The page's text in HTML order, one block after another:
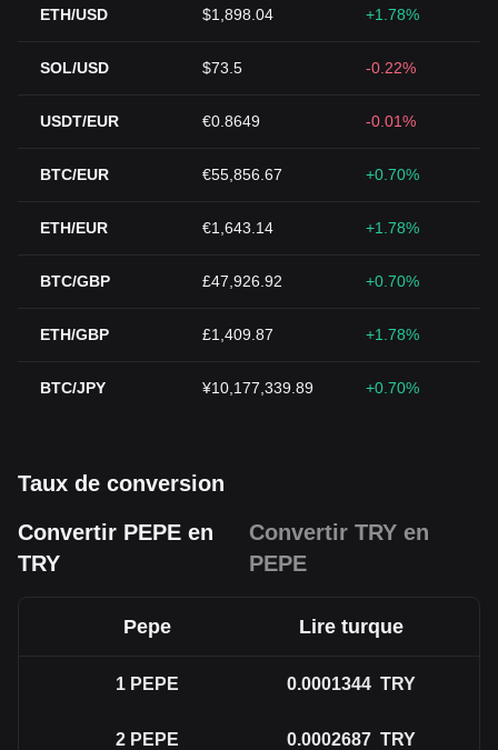
ETH/USD $1,898.04 +1.78%
SOL/USD $73.5 -0.22%
USDT/EUR €0.8649 -0.01%
BTC/EUR €55,856.67 +0.70%
ETH/EUR €1,643.14 +1.78%
BTC/GBP £47,926.92 +0.70%
ETH/GBP £1,409.87 +1.78%
BTC/JPY ¥10,177,339.89 +0.70%
Taux de conversion
Convertir PEPE en
TRY
Convertir TRY en
PEPE
Pepe Lire turque
1 PEPE 0.0001344 TRY
2 PEPE 0.0002687 TRY